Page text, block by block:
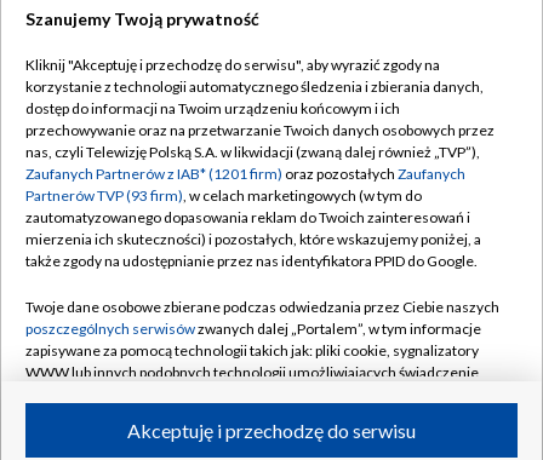
TVP
Abonament TVP
Emisja w TVP
Centrum informacji TVP
Naziemna Telewizja Cyfrowa
Rada Programowa
System NOS
Informacje o nadawcy
Program dla prasy
Regulamin TVP
Polityka prywatności
Moje zgody
Pomoc
Kontakt
Kanały
Szanujemy Twoją prywatność
Kliknij "Akceptuję i przechodzę do serwisu", aby wyrazić zgody na
korzystanie z technologii automatycznego śledzenia i zbierania danych,
dostęp do informacji na Twoim urządzeniu końcowym i ich
przechowywanie oraz na przetwarzanie Twoich danych osobowych przez
nas, czyli Telewizję Polską S.A. w likwidacji (zwaną dalej również „TVP”),
Zaufanych Partnerów z IAB* (1201 firm) oraz pozostałych Zaufanych
Partnerów TVP (93 firm), w celach marketingowych (w tym do
zautomatyzowanego dopasowania reklam do Twoich zainteresowań i
mierzenia ich skuteczności) i pozostałych, które wskazujemy poniżej, a
także zgody na udostępnianie przez nas identyfikatora PPID do Google.
Twoje dane osobowe zbierane podczas odwiedzania przez Ciebie naszych
poszczególnych serwisówzwanych dalej „Portalem”, w tym informacje
zapisywane za pomocą technologii takich jak: pliki cookie, sygnalizatory
WWW lub innych podobnych technologii umożliwiających świadczenie
ruchu w Internecie.Akceptuję i przechodzę do serwisu